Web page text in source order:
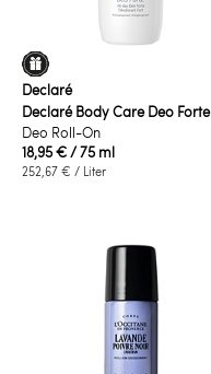
Declaré
Declaré Body Care Deo Forte
Deo Roll-On
18,95 €/ 75 ml
252,67 € / Liter